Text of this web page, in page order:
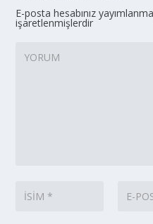
E-posta hesabınız
işaretlenmişlerdir